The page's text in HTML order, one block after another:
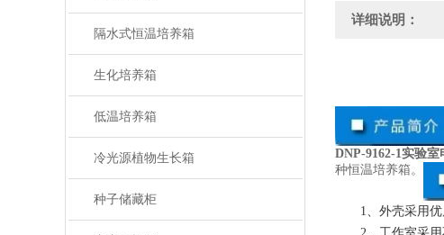
隔水式恒温培养箱
生化培养箱
低温培养箱
冷光源植物生长箱
种子储藏柜
详细说明：
DNP-9162-1实验
种恒温培养箱。
1、外壳采用